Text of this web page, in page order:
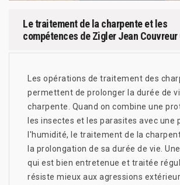
Le traitement de la charpente et les
compétences de Zigler Jean Couvreur
Les opérations de traitement des
permettent de prolonger la durée de
charpente. Quand on combine une
les insectes et les parasites avec une
l'humidité, le traitement de la
la prolongation de sa durée de vie.
qui est bien entretenue et traitée
résiste mieux aux agressions